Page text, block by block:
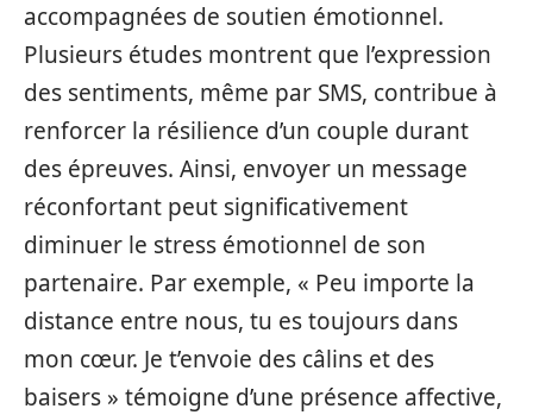
accompagnées de soutien émotionnel.
Plusieurs études montrent que l’expression
des sentiments, même par SMS, contribue à
renforcer la résilience d’un couple durant
des épreuves. Ainsi, envoyer un message
réconfortant peut significativement
diminuer le stress émotionnel de son
partenaire. Par exemple, « Peu importe la
distance entre nous, tu es toujours dans
mon cœur. Je t’envoie des câlins et des
baisers » témoigne d’une présence affective,